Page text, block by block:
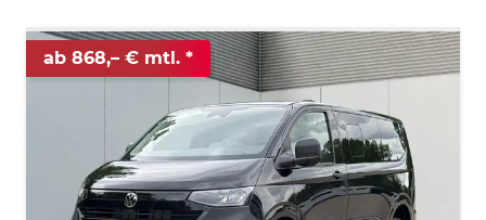
ab 868,– € mtl.